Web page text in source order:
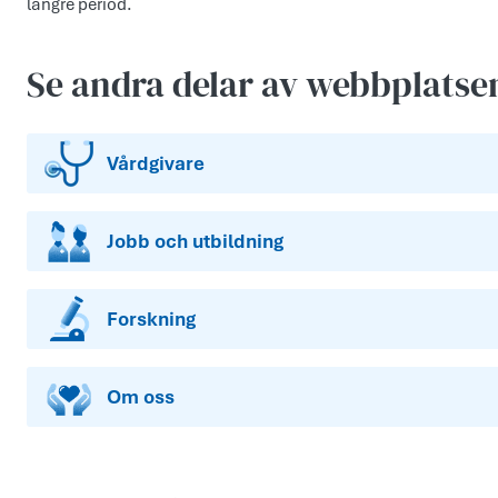
längre period.
Se andra delar av
Vårdgivare
Jobb och utbildning
Forskning
Om oss